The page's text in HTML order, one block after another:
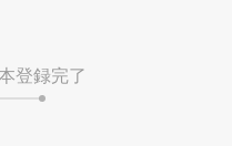
登録完了